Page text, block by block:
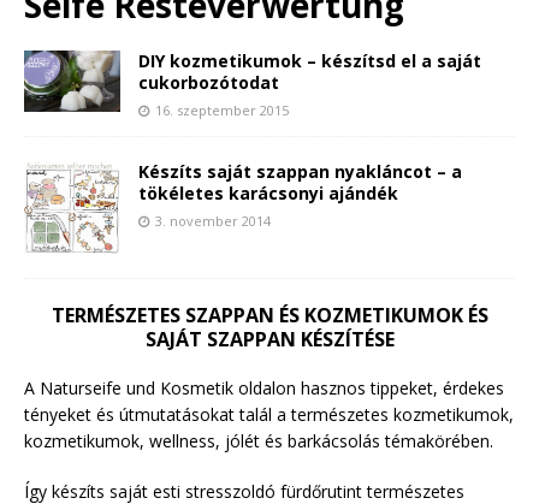
DIY kozmetikumok – készítsd el a saját
cukorbozótodat
16. szeptember 2015
Készíts saját szappan nyakláncot – a
tökéletes karácsonyi ajándék
3. november 2014
TERMÉSZETES SZAPPAN ÉS KOZMETIKUMOK ÉS
SAJÁT SZAPPAN KÉSZÍTÉSE
A Naturseife und Kosmetik oldalon hasznos tippeket, érdekes
tényeket és útmutatásokat talál a természetes kozmetikumok,
kozmetikumok, wellness, jólét és barkácsolás témakörében.
Így készíts saját esti stresszoldó fürdőrutint természetes